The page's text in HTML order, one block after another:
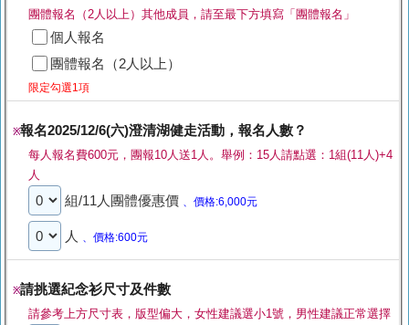
團體報名（2人以上）其他成員，請至最下方填寫「團體報名」
個人報名
團體報名（2人以上）
限定勾選1項
※報名2025/12/6(六)澄清湖健走活動，報名人數？
每人報名費600元，團報10人送1人。舉例：15人請點選：1組(11人)+4
人
組/11人團體優惠價 、價格:6,000元
人 、價格:600元
※請挑選紀念衫尺寸及件數
請參考上方尺寸表，版型偏大，女性建議選小1號，男性建議正常選擇